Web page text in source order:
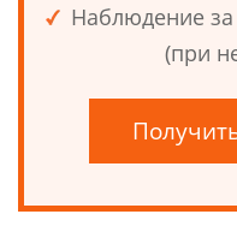
Наблюдение
(при